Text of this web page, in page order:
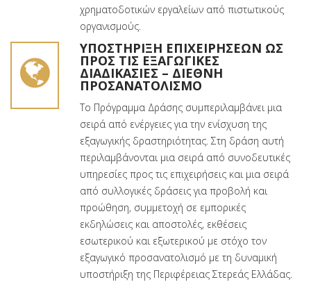
χρηματοδοτικών εργαλείων από πιστωτικούς
οργανισμούς.
ΥΠΟΣΤΉΡΙΞΗ ΕΠΙΧΕΙΡΉΣΕΩΝ ΩΣ
ΠΡΟΣ ΤΙΣ ΕΞΑΓΩΓΙΚΈΣ
ΔΙΑΔΙΚΑΣΊΕΣ – ΔΙΕΘΝΉ
ΠΡΟΣΑΝΑΤΟΛΙΣΜΌ
Το Πρόγραμμα Δράσης συμπεριλαμβάνει μια
σειρά από ενέργειες για την ενίσχυση της
εξαγωγικής δραστηριότητας. Στη δράση αυτή
περιλαμβάνονται μια σειρά από συνοδευτικές
υπηρεσίες προς τις επιχειρήσεις και μια σειρά
από συλλογικές δράσεις για προβολή και
προώθηση, συμμετοχή σε εμπορικές
εκδηλώσεις και αποστολές, εκθέσεις
εσωτερικού και εξωτερικού με στόχο τον
εξαγωγικό προσανατολισμό με τη δυναμική
υποστήριξη της Περιφέρειας Στερεάς Ελλάδας.